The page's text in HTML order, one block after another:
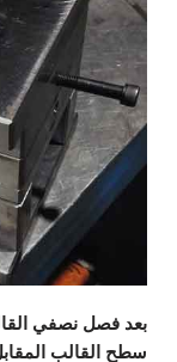
بعد فصل نصفي
سطح القالب